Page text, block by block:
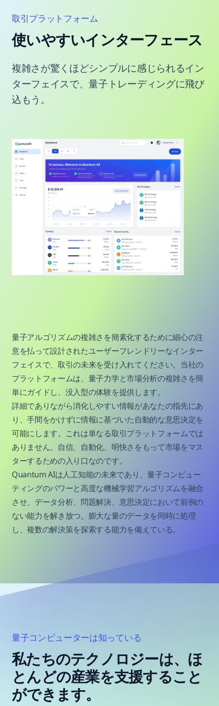
取引プラットフォーム
使いやすいインターフェース
複雑さが驚くほどシンプルに感じられるイン
ターフェイスで、量子トレーディングに飛び
込もう。
量子アルゴリズムの複雑さを簡素化するために細心の注
意を払って設計されたユーザーフレンドリーなインター
フェイスで、取引の未来を受け入れてください。当社の
プラットフォームは、量子力学と市場分析の複雑さを簡
単にガイドし、没入型の体験を提供します。
詳細でありながら消化しやすい情報があなたの指先にあ
り、手間をかけずに情報に基づいた自動的な意思決定を
可能にします。これは単なる取引プラットフォームでは
ありません。自信、自動化、明快さをもって市場をマス
ターするための入り口なのです。
Quantum AIは人工知能の未来であり、量子コンピュー
ティングのパワーと高度な機械学習アルゴリズムを融合
させ、データ分析、問題解決、意思決定において前例の
ない能力を解き放つ。膨大な量のデータを同時に処理
し、複数の解決策を探索する能力を備えている。
量子コンピューターは知っている
私たちのテクノロジーは、ほ
とんどの産業を支援すること
ができます。